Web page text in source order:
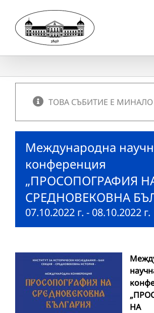
content
ТОВА СЪБИТИЕ Е МИНАЛО
Международна
конференция
„ПРОСОПОГРАФИЯ
СРЕДНОВЕКОВНА
07.10.2022 г. - 08.10.2022 г.
НА